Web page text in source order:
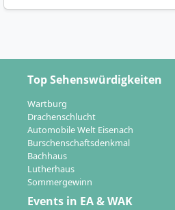
Top Sehenswürdigkeiten
Wartburg
Drachenschlucht
Automobile Welt Eisenach
Burschenschaftsdenkmal
Bachhaus
Lutherhaus
Sommergewinn
Events in EA & WAK